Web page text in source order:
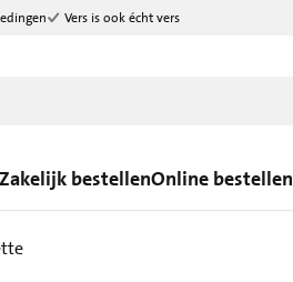
Vers is ook écht vers
Zakelijk bestellenOnline bestellen